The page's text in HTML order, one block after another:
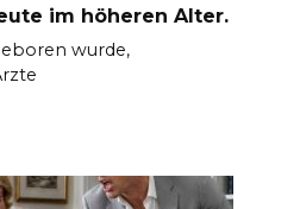
im höheren Alter.
wurde,